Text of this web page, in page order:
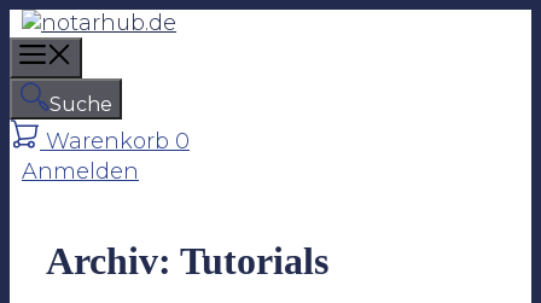
u
m
n
e
n
u
Suche
Warenkorb 0
Anmelden
Archiv: Tutorials